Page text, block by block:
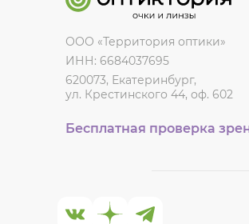
ООО «Территория оптики»
ИНН: 6684037695
620073, Екатеринбург,
ул. Крестинского 44, оф. 602
Бесплатная проверка